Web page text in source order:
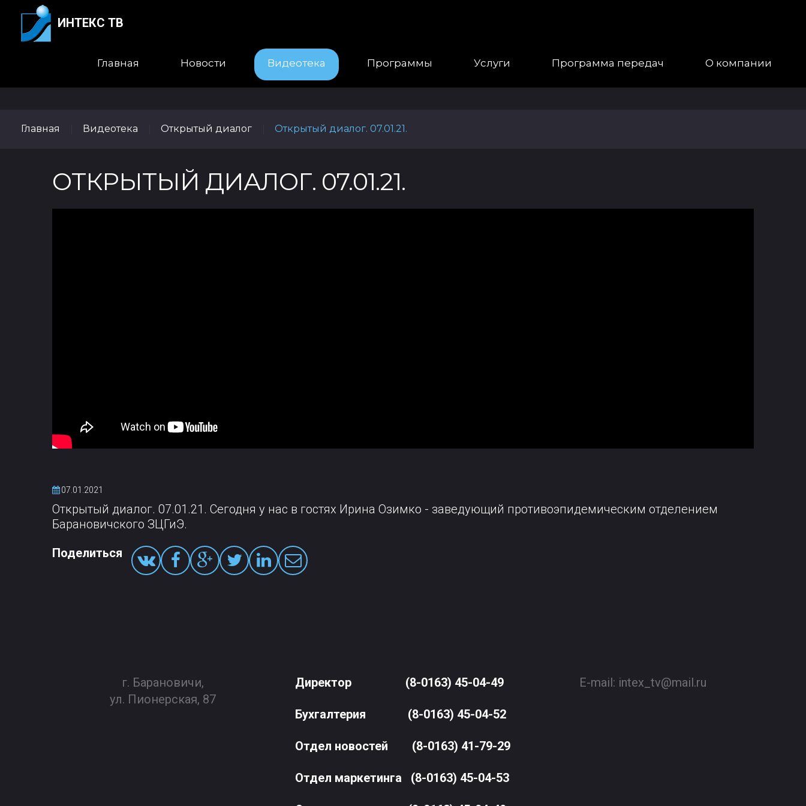
ИНТЕКС ТВ
Главная Новости Видеотека Программы Услуги Программа передач О компании
Главная Видеотека Открытый диалог Открытый диалог. 07.01.21.
ОТКРЫТЫЙ ДИАЛОГ. 07.01.21.
07.01.2021
Открытый диалог. 07.01.21. Сегодня у нас в гостях Ирина Озимко - заведующий противоэпидемическим отделением
Барановичского ЗЦГиЭ.
Поделиться
г. Барановичи,
ул. Пионерская, 87
Директор (8-0163) 45-04-49
Бухгалтерия (8-0163) 45-04-52
Отдел новостей (8-0163) 41-79-29
Отдел маркетинга (8-0163) 45-04-53
E-mail: intex_tv@mail.ru